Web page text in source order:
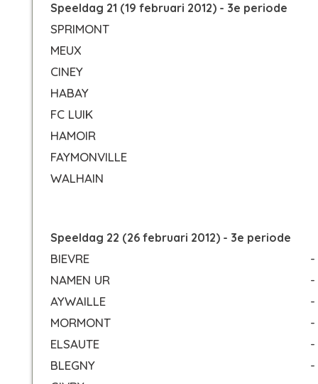
Speeldag 21 (19 februari 2012) - 3e periode
SPRIMONT
MEUX
CINEY
HABAY
FC LUIK
HAMOIR
FAYMONVILLE
WALHAIN
Speeldag 22 (26 februari 2012) - 3e periode
BIEVRE
-
NAMEN UR
-
AYWAILLE
-
MORMONT
-
ELSAUTE
-
BLEGNY
-